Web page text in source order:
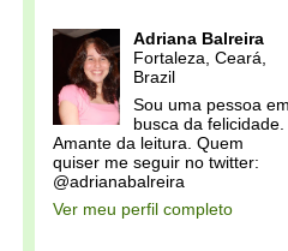
Adriana Balreira
Fortaleza, Ceará,
Brazil
Sou uma pessoa em
busca da felicidade.
Amante da leitura. Quem
quiser me seguir no twitter:
@adrianabalreira
Ver meu perfil completo